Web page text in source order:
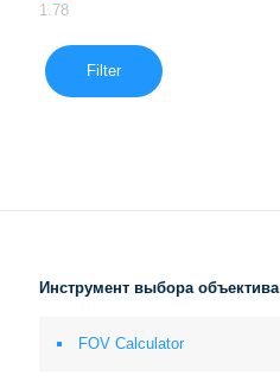
1.78
Filter
Инструмент выбора объектива
FOV Calculator